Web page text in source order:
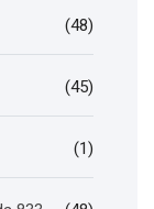
(48)
(45)
(1)